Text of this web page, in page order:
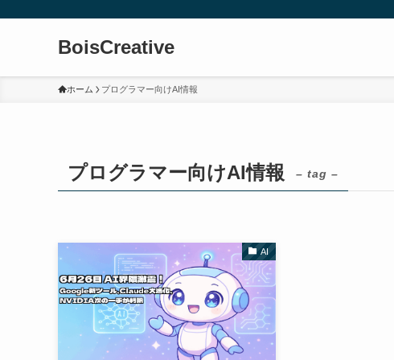
BoisCreative
ホーム プログラマー向けAI情報
プログラマー向けAI情報 – tag –
AI